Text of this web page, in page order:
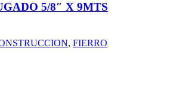
5/8″ X 9MTS
, FIERRO